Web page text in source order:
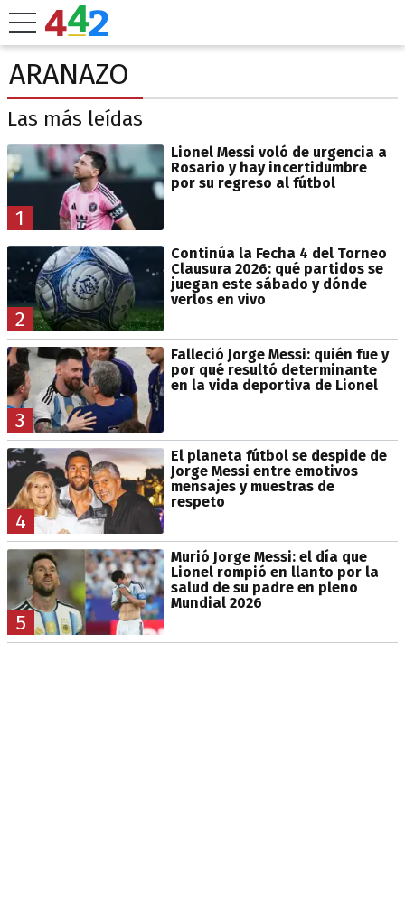
ARANAZO
Las más leídas
1
Lionel Messi voló de urgencia a
Rosario y hay incertidumbre
por su regreso al fútbol
2
Continúa la Fecha 4 del Torneo
Clausura 2026: qué partidos se
juegan este sábado y dónde
verlos en vivo
3
Falleció Jorge Messi: quién fue y
por qué resultó determinante
en la vida deportiva de Lionel
4
El planeta fútbol se despide de
Jorge Messi entre emotivos
mensajes y muestras de
respeto
5
Murió Jorge Messi: el día que
Lionel rompió en llanto por la
salud de su padre en pleno
Mundial 2026